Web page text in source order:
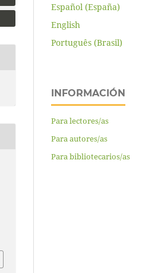
Español (España)
English
Português (Brasil)
INFORMACIÓN
Para lectores/as
Para autores/as
Para bibliotecarios/as